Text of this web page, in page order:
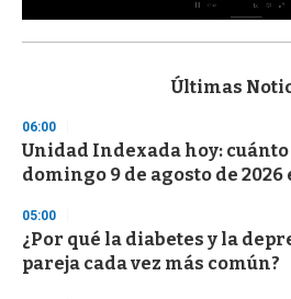
s
d
s
o
f
3
s
e
c
Últimas
06:00
Unidad Indexada hoy: cuánto
domingo 9 de agosto de 2026
05:00
¿Por qué la diabetes y la
pareja cada vez más común?